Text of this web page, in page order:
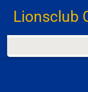
Lionsclub